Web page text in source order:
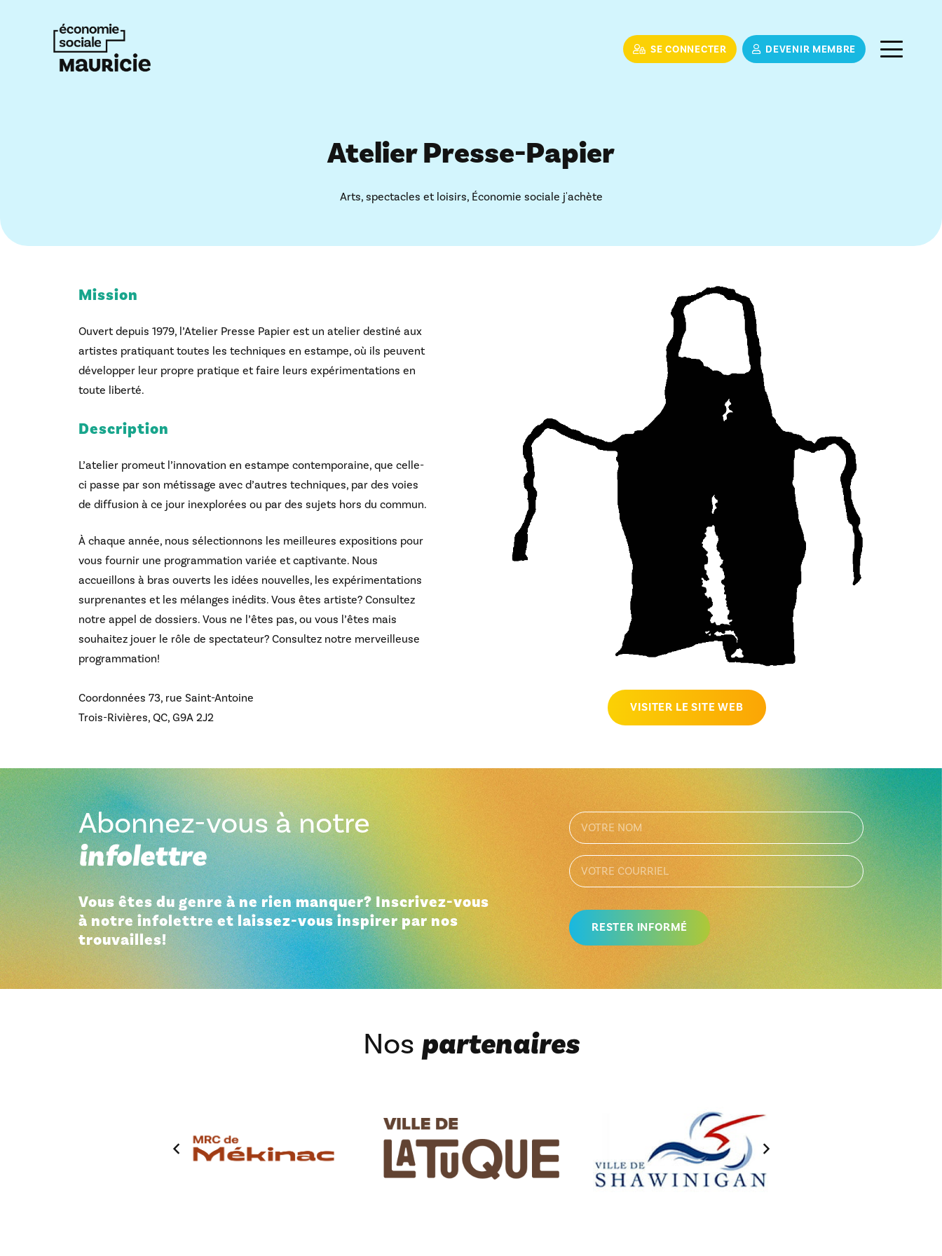
SE CONNECTER DEVENIR MEMBRE
Atelier Presse-Papier
Arts, spectacles et loisirs, Économie sociale j'achète
Mission
Ouvert depuis 1979, l’Atelier Presse Papier est un atelier destiné aux
artistes pratiquant toutes les techniques en estampe, où ils peuvent
développer leur propre pratique et faire leurs expérimentations en
toute liberté.
Description
L’atelier promeut l’innovation en estampe contemporaine, que celle-
ci passe par son métissage avec d’autres techniques, par des voies
de diffusion à ce jour inexplorées ou par des sujets hors du commun.
À chaque année, nous sélectionnons les meilleures expositions pour
vous fournir une programmation variée et captivante. Nous
accueillons à bras ouverts les idées nouvelles, les expérimentations
surprenantes et les mélanges inédits. Vous êtes artiste? Consultez
notre appel de dossiers. Vous ne l’êtes pas, ou vous l’êtes mais
souhaitez jouer le rôle de spectateur? Consultez notre merveilleuse
programmation!
Coordonnées 73, rue Saint-Antoine
Trois-Rivières, QC, G9A 2J2
VISITER LE SITE WEB
Abonnez-vous à notre
infolettre
Vous êtes du genre à ne rien manquer? Inscrivez-vous
à notre infolettre et laissez-vous inspirer par nos
trouvailles!
Nos partenaires